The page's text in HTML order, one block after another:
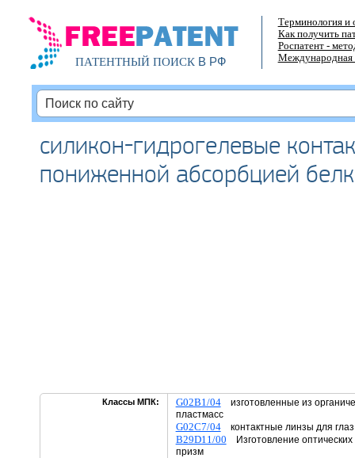
ПАТЕНТНЫЙ ПОИСКВ РФ
Терминология и
Как получить
Роспатент -
Международная
силикон-гидрогелевые
пониженной абсорбцией
Классы МПК: G02B1/04изготовленные из
пластмасс
G02C7/04контактные линзы для глаз
B29D11/00 Изготовление
призм